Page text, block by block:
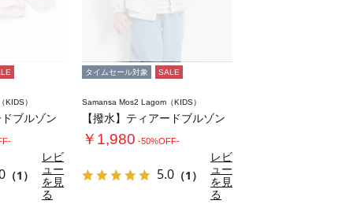
KIDS）
ドブルゾン
（1）
レビ
ュー
を見
る
タイムセール対象 SALE
Samansa Mos2 Lagom（KIDS）
【撥水】ティアードブルゾン
￥1,980 -50%OFF-
5.0 （1）
レビ
ュー
を見
る